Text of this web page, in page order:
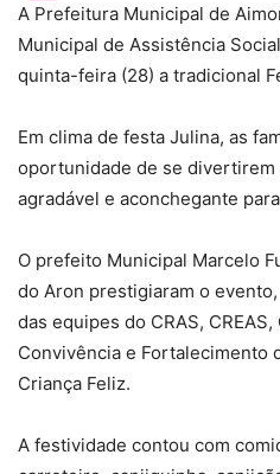
A Prefeitura Municipal de
Municipal de Assistência
quinta-feira (28) a tradicional
Em clima de festa Julina, as
oportunidade de se
agradável e aconchegante
O prefeito Municipal Marcelo
do Aron prestigiaram o
das equipes do CRAS,
Convivência e Fortalecimento
Criança Feliz.
A festividade contou com